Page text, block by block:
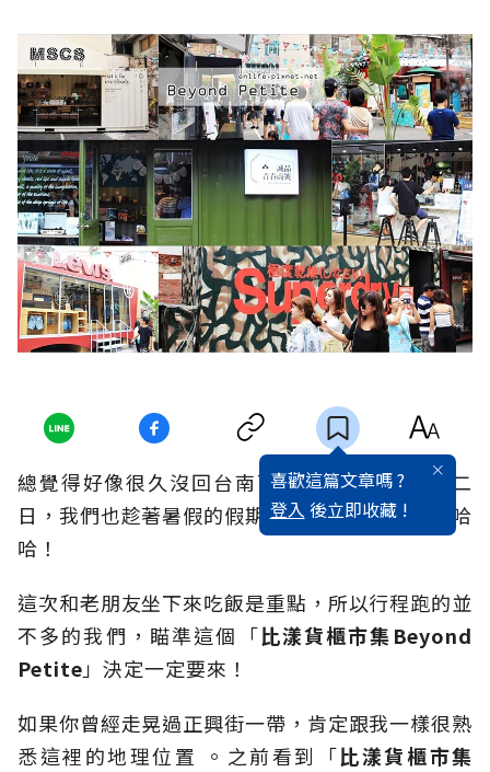
喜歡這篇文章嗎 ?
登入 後立即收藏 !
總覺得好像很久沒回台南了，終於挑了個週休二
日，我們也趁著暑假的假期和大家一起擠台南！哈
哈！
這次和老朋友坐下來吃飯是重點，所以行程跑的並
不多的我們，瞄準這個「比漾貨櫃市集Beyond
Petite」決定一定要來！
如果你曾經走晃過正興街一帶，肯定跟我一樣很熟
悉這裡的地理位置 。之前看到「比漾貨櫃市集